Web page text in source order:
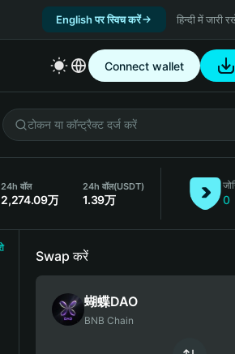
English पर स्विच करें हिन्दी में जारी
Connect wallet
24h वॉल
2,274.09万
24h वॉल(USDT)
1.39万 0
Swap करें
蝴蝶DAO
BNB Chain